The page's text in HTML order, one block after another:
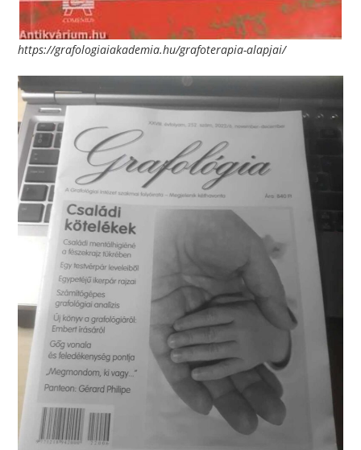
https://grafologiaiakademia.hu/grafoterapia-alapjai/